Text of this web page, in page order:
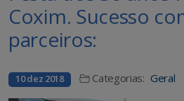
Coxim. Sucesso
parceiros:
10 dez 2018 Categorias: Geral